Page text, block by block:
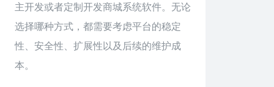
主开发或者定制开发商城系统软件。无论
选择哪种方式，都需要考虑平台的稳定
性、安全性、扩展性以及后续的维护成
本。